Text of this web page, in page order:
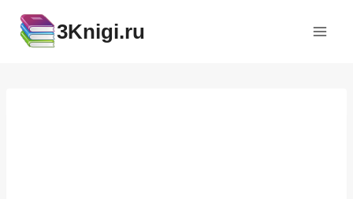
содержимому
3Knigi.ru